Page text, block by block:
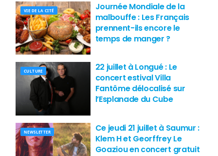
VIE DE LA CITÉ
Journée Mondiale de la
malbouffe : Les Français
prennent-ils encore le
temps de manger ?
CULTURE
22 juillet à Longué : Le
concert estival Villa
Fantôme délocalisé sur
l’Esplanade du Cube
NEWSLETTER
Ce jeudi 21 juillet à Saumur :
Klem H et Georffrey Le
Goaziou en concert gratuit